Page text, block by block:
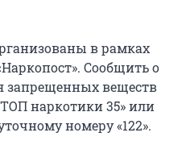
в рамках
Сообщить о
запрещенных веществ
наркотики 35» или
номеру «122».